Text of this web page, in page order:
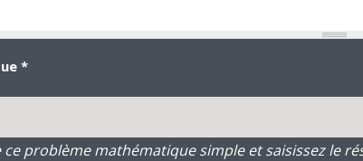
*
problème mathématique simple et saisissez le